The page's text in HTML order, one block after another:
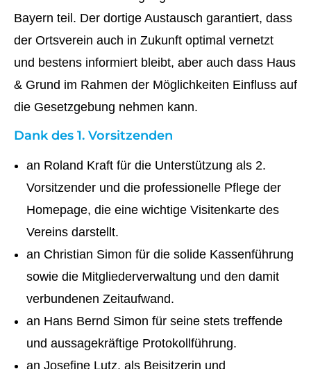
Bayern teil. Der dortige Austausch garantiert, dass
der Ortsverein auch in Zukunft optimal vernetzt
und bestens informiert bleibt, aber auch dass Haus
& Grund im Rahmen der Möglichkeiten Einfluss auf
die Gesetzgebung nehmen kann.
Dank des 1. Vorsitzenden
an Roland Kraft für die Unterstützung als 2.
Vorsitzender und die professionelle Pflege der
Homepage, die eine wichtige Visitenkarte des
Vereins darstellt.
an Christian Simon für die solide Kassenführung
sowie die Mitgliederverwaltung und den damit
verbundenen Zeitaufwand.
an Hans Bernd Simon für seine stets treffende
und aussagekräftige Protokollführung.
an Josefine Lutz, als Beisitzerin und